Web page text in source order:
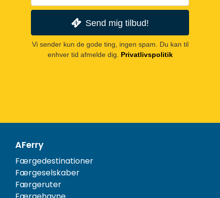
Send mig tilbud!
Vi sender kun de gode ting, ingen spam. Du kan til
enhver tid afmelde dig.
Privatlivspolitik
AFerry
Færgedestinationer
Færgeselskaber
Færgeruter